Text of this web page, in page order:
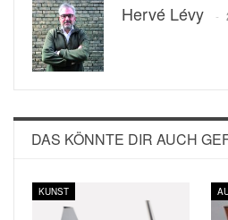
Hervé Lévy
DAS KÖNNTE DIR AUCH
KUNST